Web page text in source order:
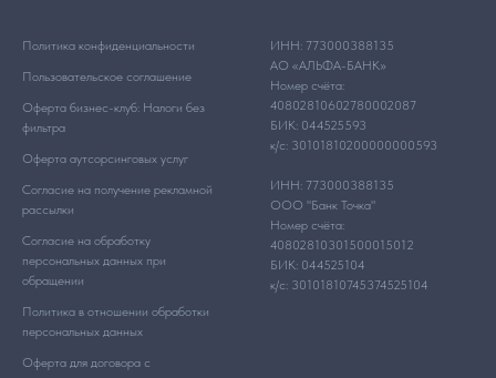
Политика конфиденциальности
Пользовательское соглашение
Оферта бизнес-клуб: Налоги без
фильтра
Оферта аутсорсинговых услуг
Согласие на получение рекламной
рассылки
Согласие на обработку
персональных данных при
обращении
Политика в отношении обработки
персональных данных
Оферта для договора с
ИНН: 773000388135
АО «АЛЬФА-БАНК»
Номер счёта:
40802810602780002087
БИК: 044525593
к/с: 30101810200000000593
ИНН: 773000388135
ООО "Банк Точка"
Номер счёта:
40802810301500015012
БИК: 044525104
к/с: 30101810745374525104